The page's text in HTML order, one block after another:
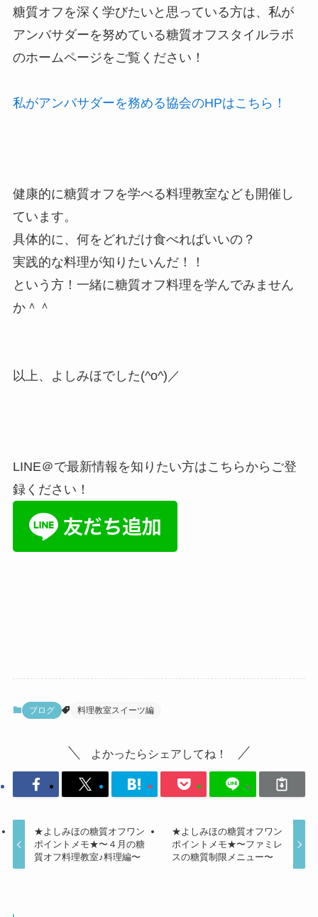
糖質オフを深く学びたいと思っている方は、私が
アンバサダーを努めている糖質オフスタイルラボ
のホームページをご覧ください！
私がアンバサダーを務める協会のHPはこちら！
健康的に糖質オフを学べる料理教室なども開催し
ています。
具体的に、何をどれだけ食べればいいの？
実践的な料理が知りたいんだ！！
という方！一緒に糖質オフ料理を学んでみません
か＾＾
以上、よしみほでした(^o^)／
LINE＠で最新情報を知りたい方はこちらからご登
録ください！
ブログ 料理教室スイーツ編
よかったらシェアしてね！
★よしみほの糖質オフワン
ポイントメモ★〜４月の糖
質オフ料理教室♪料理編〜
★よしみほの糖質オフワン
ポイントメモ★〜ファミレ
スの糖質制限メニュー〜